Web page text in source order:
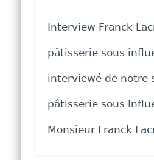
Interview Franck
pâtisserie sous
interviewé de notre
pâtisserie sous
Monsieur Franck